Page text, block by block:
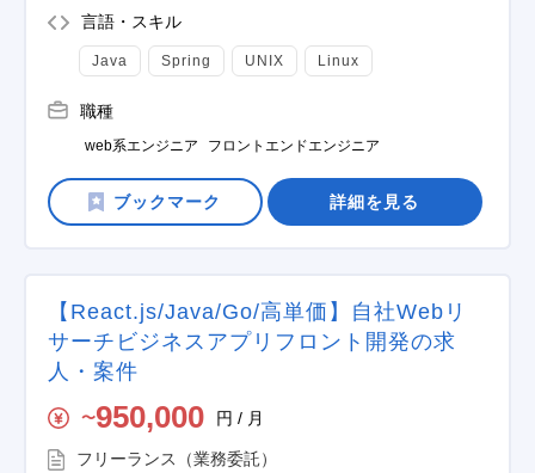
言語・スキル
Java Spring UNIX Linux
職種
web系エンジニア フロントエンドエンジニア
詳細を見る
【React.js/Java/Go/高単価】自社Webリ
サーチビジネスアプリフロント開発の求
人・案件
〜950,000 円 / 月
フリーランス（業務委託）